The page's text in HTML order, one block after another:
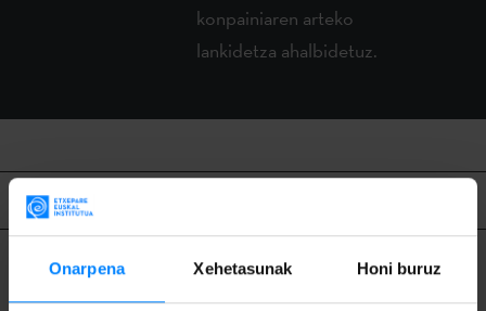
Onarpena Xehetasunak Honi buruz
konpainiaren arteko
lankidetza ahalbidetuz.
Lotutako edukia